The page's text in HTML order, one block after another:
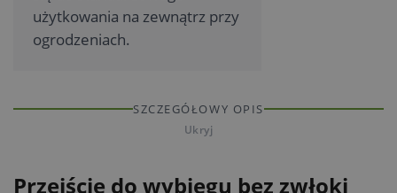
użytkowania na zewnątrz przy
ogrodzeniach.
SZCZEGÓŁOWY OPIS
Ukryj
Przejście do wybiegu bez zwłoki